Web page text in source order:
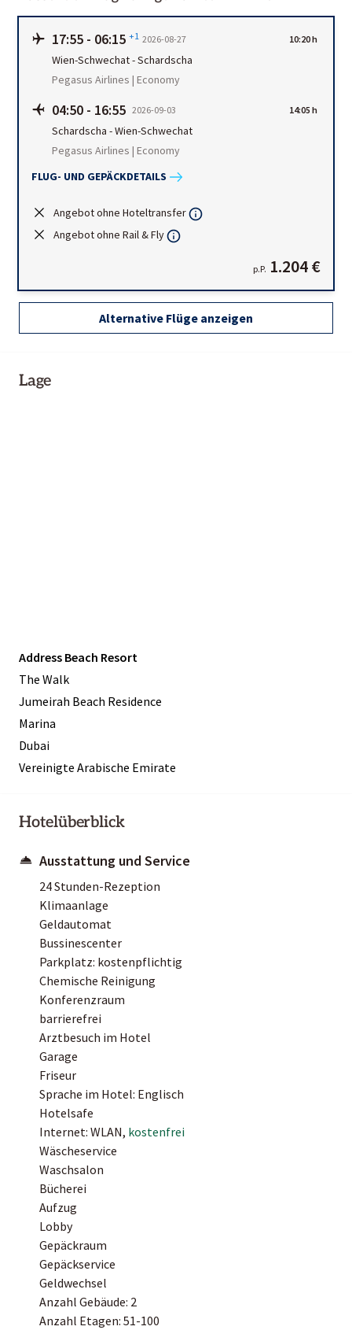
17:55 - 06:15 +1 2026-08-27 10:20 h
Wien-Schwechat-Schardscha
Pegasus Airlines | Economy
04:50 - 16:55 2026-09-03 14:05 h
Schardscha -Wien-Schwechat
Pegasus Airlines | Economy
FLUG- UND GEPÄCKDETAILS
Angebot ohne Hoteltransfer
Angebot ohne Rail & Fly
p.P. 1.204 €
Alternative Flüge anzeigen
Lage
Address Beach Resort
The Walk
Jumeirah Beach Residence
Marina
Dubai
Vereinigte Arabische Emirate
Hotelüberblick
Ausstattung und Service
24 Stunden-Rezeption
Klimaanlage
Geldautomat
Bussinescenter
Parkplatz: kostenpflichtig
Chemische Reinigung
Konferenzraum
barrierefrei
Arztbesuch im Hotel
Garage
Friseur
Sprache im Hotel: Englisch
Hotelsafe
Internet: WLAN, kostenfrei
Wäscheservice
Waschsalon
Bücherei
Aufzug
Lobby
Gepäckraum
Gepäckservice
Geldwechsel
Anzahl Gebäude: 2
Anzahl Etagen: 51-100